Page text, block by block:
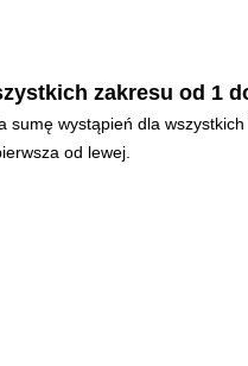
zakresu od 1
sumę wystąpień dla
od lewej.